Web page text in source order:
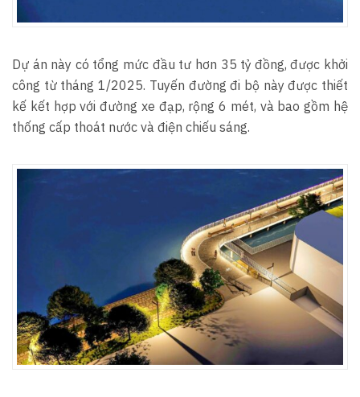
Dự án này có tổng mức đầu tư hơn 35 tỷ đồng, được khởi
công từ tháng 1/2025. Tuyến đường đi bộ này được thiết
kế kết hợp với đường xe đạp, rộng 6 mét, và bao gồm hệ
thống cấp thoát nước và điện chiếu sáng.